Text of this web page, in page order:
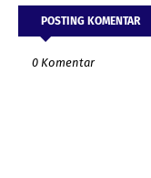
POSTING KOMENTAR
0 Komentar